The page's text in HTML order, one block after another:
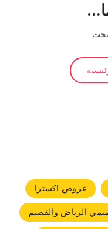
عروض اكسترا
الرياض والقصيم